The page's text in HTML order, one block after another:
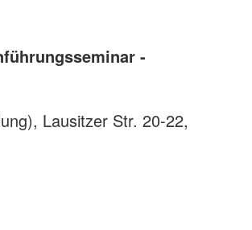
-
Lausitzer Str. 20-22,